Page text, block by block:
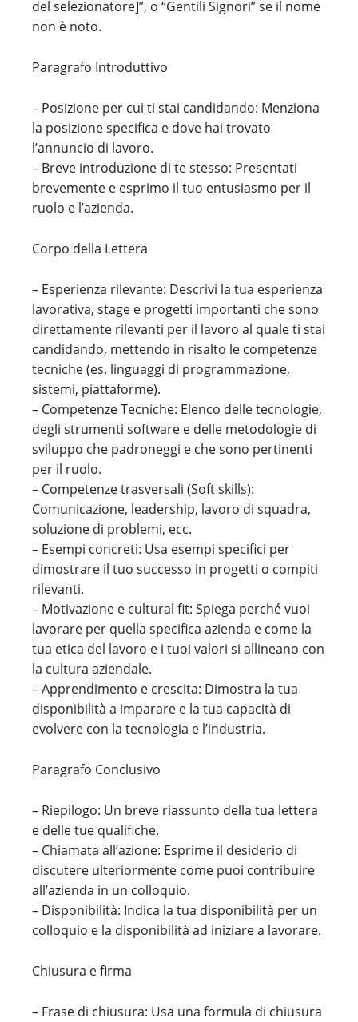
del selezionatore]”, o “Gentili Signori” se il nome
non è noto.
Paragrafo Introduttivo
– Posizione per cui ti stai candidando: Menziona
la posizione specifica e dove hai trovato
l’annuncio di lavoro.
– Breve introduzione di te stesso: Presentati
brevemente e esprimo il tuo entusiasmo per il
ruolo e l’azienda.
Corpo della Lettera
– Esperienza rilevante: Descrivi la tua esperienza
lavorativa, stage e progetti importanti che sono
direttamente rilevanti per il lavoro al quale ti stai
candidando, mettendo in risalto le competenze
tecniche (es. linguaggi di programmazione,
sistemi, piattaforme).
– Competenze Tecniche: Elenco delle tecnologie,
degli strumenti software e delle metodologie di
sviluppo che padroneggi e che sono pertinenti
per il ruolo.
– Competenze trasversali (Soft skills):
Comunicazione, leadership, lavoro di squadra,
soluzione di problemi, ecc.
– Esempi concreti: Usa esempi specifici per
dimostrare il tuo successo in progetti o compiti
rilevanti.
– Motivazione e cultural fit: Spiega perché vuoi
lavorare per quella specifica azienda e come la
tua etica del lavoro e i tuoi valori si allineano con
la cultura aziendale.
– Apprendimento e crescita: Dimostra la tua
disponibilità a imparare e la tua capacità di
evolvere con la tecnologia e l’industria.
Paragrafo Conclusivo
– Riepilogo: Un breve riassunto della tua lettera
e delle tue qualifiche.
– Chiamata all’azione: Esprime il desiderio di
discutere ulteriormente come puoi contribuire
all’azienda in un colloquio.
– Disponibilità: Indica la tua disponibilità per un
colloquio e la disponibilità ad iniziare a lavorare.
Chiusura e firma
– Frase di chiusura: Usa una formula di chiusura